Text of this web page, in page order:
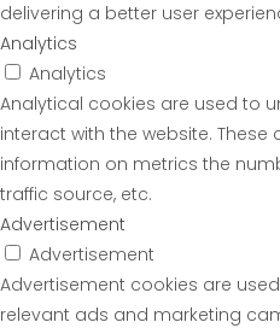
delivering a better user
Analytics
Analytics
Analytical cookies are used to
interact with the website. These
information on metrics the
traffic source, etc.
Advertisement
Advertisement
Advertisement cookies are
relevant ads and marketing